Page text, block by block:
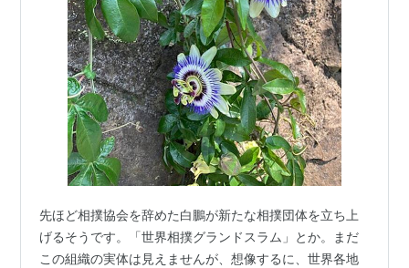
先ほど相撲協会を辞めた白鵬が新たな相撲団体を立ち上
げるそうです。「世界相撲グランドスラム」とか。まだ
この組織の実体は見えませんが、想像するに、世界各地